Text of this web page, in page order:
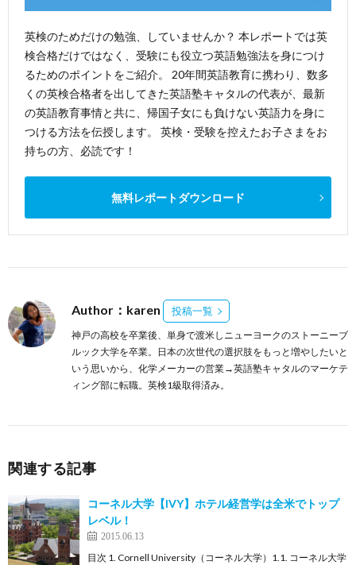
英検のためだけの勉強、していませんか？ 本レポートでは英
検合格だけではなく、受験にも役立つ英語勉強法を身につけ
るためのポイントをご紹介。 20年間英語教育に携わり、数多
くの英検合格者を出してきた英語塾キャタルの代表が、最新
の英語教育事情と共に、帰国子女にも負けない英語力を身に
つける方法を伝授します。 英検・受験を控えたお子さまをお
持ちの方、必読です！
無料レポートダウンロード
Author：karen 投稿一覧
神戸の高校を卒業後、単身で渡米しニューヨークのストーニーブ
ルック大学を卒業。日本の次世代の選択肢をもっと増やしたいと
いう思いから、化学メーカーの営業→英語塾キャタルのマーケテ
ィング部に転職。英検1級取得済み。
関連する記事
コーネル大学【IVY】ホテル経営学は全米でトップ
レベル！
2015.06.13
目次 1. Cornell University（コーネル大学）1.1. コーネル大学